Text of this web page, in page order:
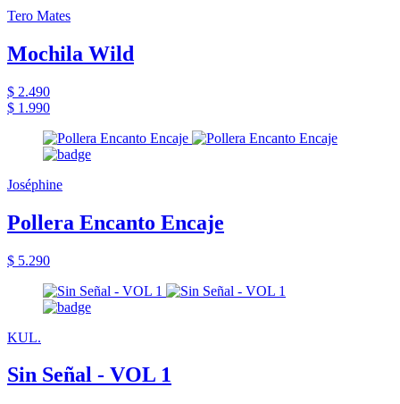
Tero Mates
Mochila Wild
$ 2.490
$ 1.990
Joséphine
Pollera Encanto Encaje
$ 5.290
KUL.
Sin Señal - VOL 1